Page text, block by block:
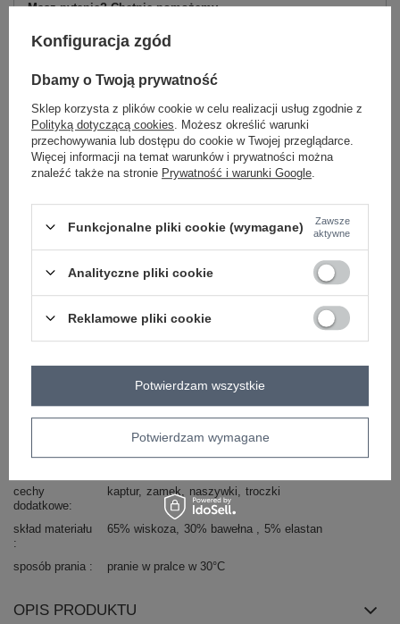
Masz pytanie? Chętnie pomożemy.
+48 601 547 740
skład materiału : 65% wiskoza, 30% bawełna , 5%
sposób prania : pranie w pralce w 30°C
Kod produktu
MI-KMPL-K6112.68
Marka
ITALY MODA
dominujący
materiał
dominujący
wiskoza
długość
długa
wysoki
kieszenie
boczne
długi rękaw
cechy
dodatkowe
kaptur zamek naszywki troczki
skład materiału 65% wiskoza 30% bawełna 5% elastan
sposób prania pranie w pralce w 30°C
OPIS PRODUKTU
Konfiguracja zgód
Dbamy o Twoją prywatność
Sklep korzysta z plików cookie w celu realizacji usług zgodnie z
Polityką dotyczącą cookies . Możesz określić warunki
przechowywania lub dostępu do cookie w Twojej przeglądarce.
Więcej informacji na temat warunków i prywatności można
znaleźć także na stronie Prywatność i warunki Google
Funkcjonalne pliki cookie (wymagane)
Zawsze
aktywne
Analityczne pliki cookie
Reklamowe pliki cookie
Potwierdzam wymagane
Potwierdzam wszystkie